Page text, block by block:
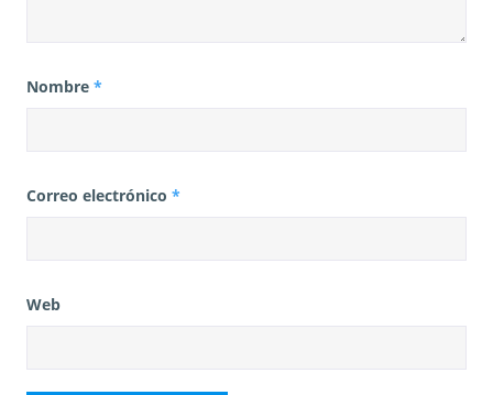
Nombre *
Correo electrónico *
Web